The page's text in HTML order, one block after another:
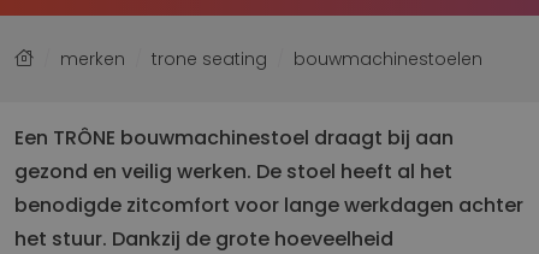
merken trone seating bouwmachinestoelen
Een TRÔNE bouwmachinestoel draagt bij aan
gezond en veilig werken. De stoel heeft al het
benodigde zitcomfort voor lange werkdagen achter
het stuur. Dankzij de grote hoeveelheid